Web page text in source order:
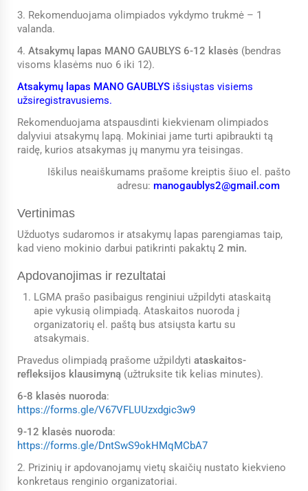
3. Rekomenduojama olimpiados vykdymo trukmė – 1
valanda.
4. Atsakymų lapas MANO GAUBLYS 6-12 klasės (bendras
visoms klasėms nuo 6 iki 12).
Atsakymų lapas MANO GAUBLYS išsiųstas visiems
užsiregistravusiems.
Rekomenduojama atspausdinti kiekvienam olimpiados
dalyviui atsakymų lapą. Mokiniai jame turti apibraukti tą
raidę, kurios atsakymas jų manymu yra teisingas.
Iškilus neaiškumams prašome kreiptis šiuo el. pašto
adresu: manogaublys2@gmail.com
Vertinimas
Užduotys sudaromos ir atsakymų lapas parengiamas taip,
kad vieno mokinio darbui patikrinti pakaktų 2 min.
Apdovanojimas ir rezultatai
LGMA prašo pasibaigus renginiui užpildyti ataskaitą
apie vykusią olimpiadą. Ataskaitos nuoroda į
organizatorių el. paštą bus atsiųsta kartu su
atsakymais.
Pravedus olimpiadą prašome užpildyti ataskaitos-
refleksijos klausimyną (užtruksite tik kelias minutes).
6-8 klasės nuoroda:
https://forms.gle/V67VFLUUzxdgic3w9
9-12 klasės nuoroda:
https://forms.gle/DntSwS9okHMqMCbA7
2. Prizinių ir apdovanojamų vietų skaičių nustato kiekvieno
konkretaus renginio organizatoriai.